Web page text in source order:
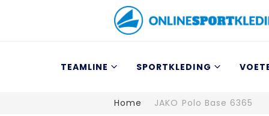
TEAMLINE SPORTKLEDING
Home JAKO Polo Base 6365